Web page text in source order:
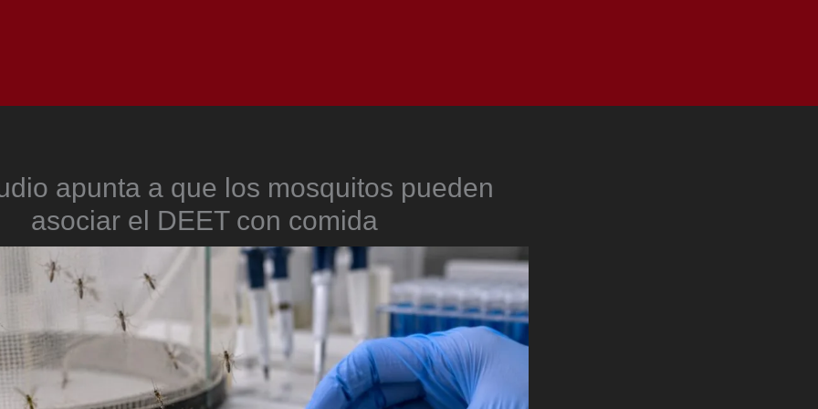
apunta a que los mosquitos pueden
asociar el DEET con comida